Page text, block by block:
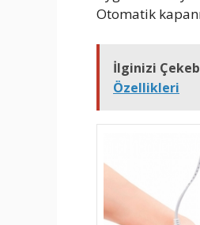
Otomatik
İlginizi
Özellikleri